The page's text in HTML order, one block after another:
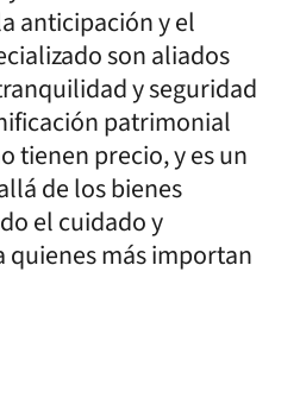
anticipación y el
son aliados
y seguridad
patrimonial
tienen precio, y es un
de los bienes
el cuidado y
quienes más importan